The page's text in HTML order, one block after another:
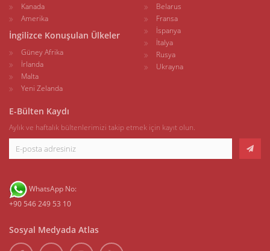
Kanada
Amerika
İngilizce Konuşulan Ülkeler
Güney Afrika
İrlanda
Malta
Yeni Zelanda
Belarus
Fransa
İspanya
İtalya
Rusya
Ukrayna
E-Bülten Kaydı
Aylık ve haftalık bültenlerimizi takip etmek için kayıt olun.
WhatsApp No:
+90 546 249 53 10
Sosyal Medyada Atlas